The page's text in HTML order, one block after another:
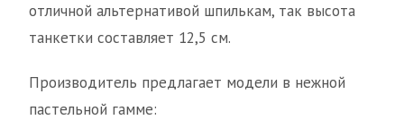
отличной альтернативой шпилькам, так высота
танкетки составляет 12,5 см.
Производитель предлагает модели в нежной
пастельной гамме: